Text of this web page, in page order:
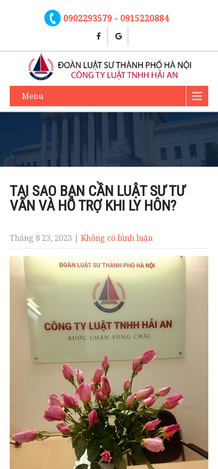
0902293579 - 0915220884
Menu
TẠI SAO BẠN CẦN LUẬT SƯ TƯ
VẤN VÀ HỖ TRỢ KHI LY HÔN?
Tháng 8 23, 2023 | Không có bình luận